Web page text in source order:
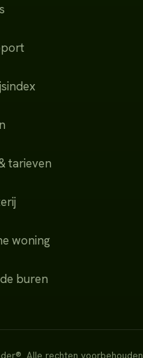
tarieven
woning
buren
Alle rechten voorbehouden.